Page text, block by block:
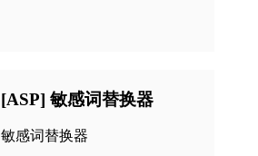
[ASP] 敏感词替换器
敏感词替换器